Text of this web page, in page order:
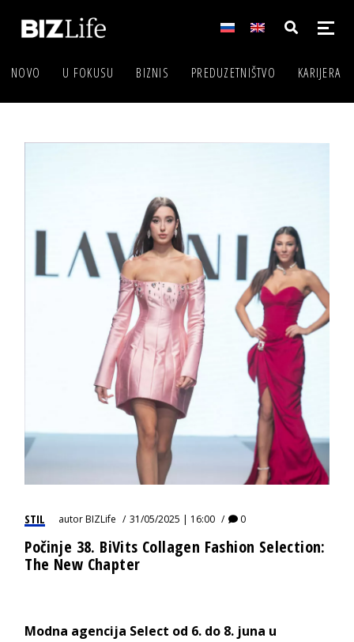
NOVO U FOKUSU BIZNIS PREDUZETNIŠTVO KARIJERA
STIL autorBIZLife 31/05/2025 | 16:00 0
Počinje 38. BiVits Collagen Fashion Selection:
The New Chapter
Modna agencija Select od 6. do 8. juna u